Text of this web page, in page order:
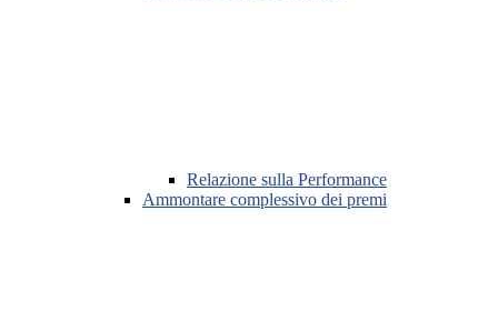
Relazione sulla Performance
Ammontare complessivo dei premi